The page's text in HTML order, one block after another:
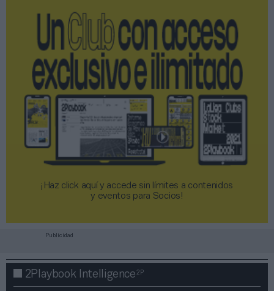
¡Haz click aquí y accede sin límites a contenidos
y eventos para Socios!​​​​​​​
Publicidad
2Playbook Intelligence2P